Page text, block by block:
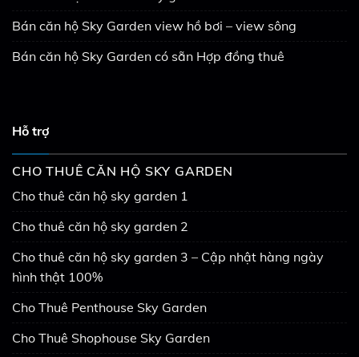
Bán căn hộ Sky Garden view hồ bơi – view sông
Bán căn hộ Sky Garden có sẵn Hợp đồng thuê
Hỗ trợ
CHO THUÊ CĂN HỘ SKY GARDEN
Cho thuê căn hộ sky garden 1
Cho thuê căn hộ sky garden 2
Cho thuê căn hộ sky garden 3 – Cập nhật hàng ngày
hình thật 100%
Cho Thuê Penthouse Sky Garden
Cho Thuê Shophouse Sky Garden